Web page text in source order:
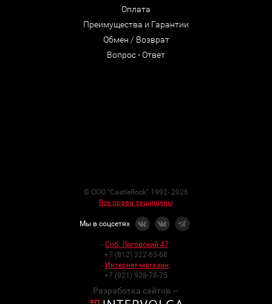
Оплата
Преимущества и Гарантии
Обмен / Возврат
Вопрос - Ответ
© ООО "CastleRock" 1992- 2026
Все права защищены
Мы в соцсетях
- Спб. Лиговский 47:
+7 (812) 322-65-68
- Интернет-магазин:
+7 (921) 938-78-75
Разработка сайтов —